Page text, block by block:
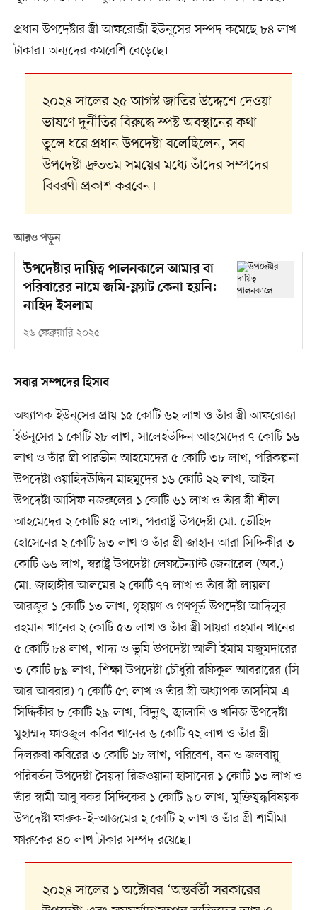
প্রধান উপদেষ্টার স্ত্রী আফরোজী ইউনূসের সম্পদ কমেছে ৮৪ লাখ
টাকার। অন্যদের কমবেশি বেড়েছে।
২০২৪ সালের ২৫ আগস্ট জাতির উদ্দেশে দেওয়া
ভাষণে দুর্নীতির বিরুদ্ধে স্পষ্ট অবস্থানের কথা
তুলে ধরে প্রধান উপদেষ্টা বলেছিলেন, সব
উপদেষ্টা দ্রুততম সময়ের মধ্যে তাঁদের সম্পদের
বিবরণী প্রকাশ করবেন।
আরও পড়ুন
উপদেষ্টার দায়িত্ব পালনকালে আমার বা
পরিবারের নামে জমি-ফ্ল্যাট কেনা হয়নি:
নাহিদ ইসলাম
২৬ ফেব্রুয়ারি ২০২৫
সবার সম্পদের হিসাব
অধ্যাপক ইউনূসের প্রায় ১৫ কোটি ৬২ লাখ ও তাঁর স্ত্রী আফরোজা
ইউনূসের ১ কোটি ২৮ লাখ, সালেহউদ্দিন আহমেদের ৭ কোটি ১৬
লাখ ও তাঁর স্ত্রী পারভীন আহমেদের ৫ কোটি ৩৮ লাখ, পরিকল্পনা
উপদেষ্টা ওয়াহিদউদ্দিন মাহমুদের ১৬ কোটি ২২ লাখ, আইন
উপদেষ্টা আসিফ নজরুলের ১ কোটি ৬১ লাখ ও তাঁর স্ত্রী শীলা
আহমেদের ২ কোটি ৪৫ লাখ, পররাষ্ট্র উপদেষ্টা মো. তৌহিদ
হোসেনের ২ কোটি ৯৩ লাখ ও তাঁর স্ত্রী জাহান আরা সিদ্দিকীর ৩
কোটি ৬৬ লাখ, স্বরাষ্ট্র উপদেষ্টা লেফটেন্যান্ট জেনারেল (অব.)
মো. জাহাঙ্গীর আলমের ২ কোটি ৭৭ লাখ ও তাঁর স্ত্রী লায়লা
আরজুর ১ কোটি ১৩ লাখ, গৃহায়ণ ও গণপূর্ত উপদেষ্টা আদিলুর
রহমান খানের ২ কোটি ৫৩ লাখ ও তাঁর স্ত্রী সায়রা রহমান খানের
৫ কোটি ৮৪ লাখ, খাদ্য ও ভূমি উপদেষ্টা আলী ইমাম মজুমদারের
৩ কোটি ৮৯ লাখ, শিক্ষা উপদেষ্টা চৌধুরী রফিকুল আবরারের (সি
আর আবরার) ৭ কোটি ৫৭ লাখ ও তাঁর স্ত্রী অধ্যাপক তাসনিম এ
সিদ্দিকীর ৮ কোটি ২৯ লাখ, বিদ্যুৎ, জ্বালানি ও খনিজ উপদেষ্টা
মুহাম্মদ ফাওজুল কবির খানের ৬ কোটি ৭২ লাখ ও তাঁর স্ত্রী
দিলরুবা কবিরের ৩ কোটি ১৮ লাখ, পরিবেশ, বন ও জলবায়ু
পরিবর্তন উপদেষ্টা সৈয়দা রিজওয়ানা হাসানের ১ কোটি ১৩ লাখ ও
তাঁর স্বামী আবু বকর সিদ্দিকের ১ কোটি ৯০ লাখ, মুক্তিযুদ্ধবিষয়ক
উপদেষ্টা ফারুক-ই-আজমের ২ কোটি ২ লাখ ও তাঁর স্ত্রী শামীমা
ফারুকের ৪০ লাখ টাকার সম্পদ রয়েছে।
২০২৪ সালের ১ অক্টোবর ‘অন্তর্বর্তী সরকারের